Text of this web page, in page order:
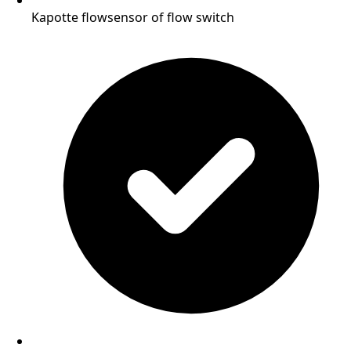
Kapotte flowsensor of flow switch